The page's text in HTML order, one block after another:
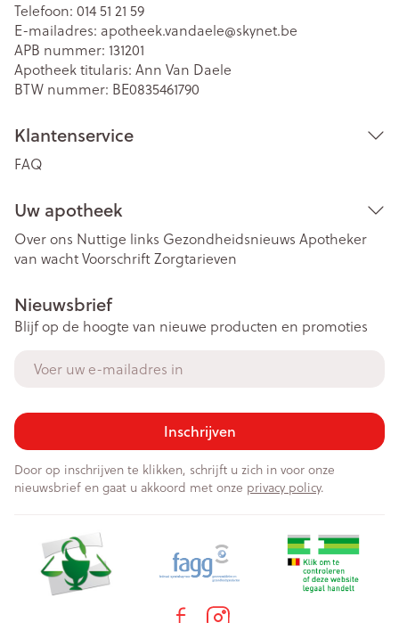
Telefoon: 014 51 21 59
E-mailadres: apotheek.vandaele@skynet.be
APB nummer: 131201
Apotheek titularis: Ann Van Daele
BTW nummer: BE0835461790
Klantenservice
FAQ
Uw apotheek
Over ons Nuttige links Gezondheidsnieuws Apotheker
van wachtVoorschriftZorgtarieven
Nieuwsbrief
Blijf op de hoogte van nieuwe producten en promoties
Inschrijven
Door op inschrijven te klikken, schrijft u zich in voor onze
nieuwsbrief en gaat u akkoord met onze privacy policy.